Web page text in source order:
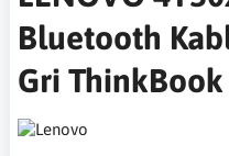
Bluetooth
Gri